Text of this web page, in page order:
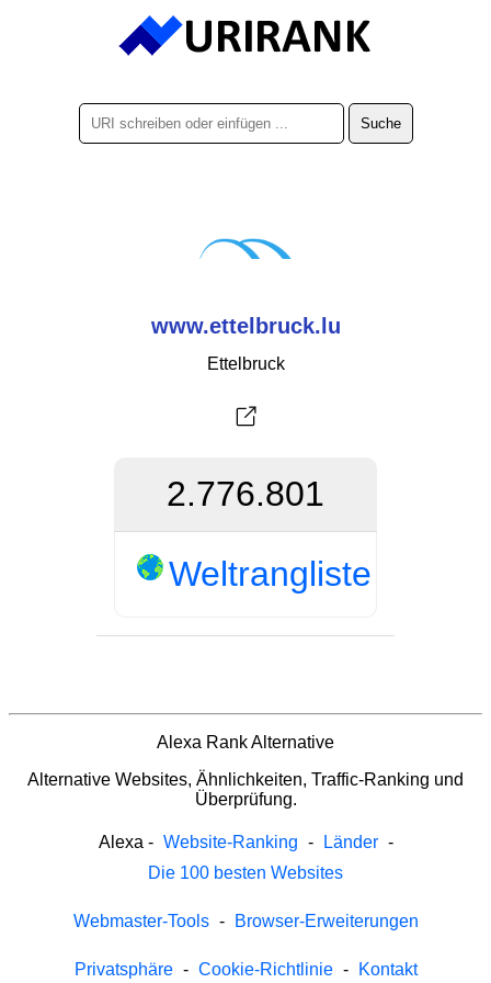
www.ettelbruck.lu
Ettelbruck
2.776.801
Weltrangliste
Alexa Rank Alternative
Alternative Websites, Ähnlichkeiten, Traffic-Ranking und
Überprüfung.
Alexa - Website-Ranking - Länder -
Die 100 besten Websites
Webmaster-Tools - Browser-Erweiterungen
Privatsphäre - Cookie-Richtlinie - Kontakt